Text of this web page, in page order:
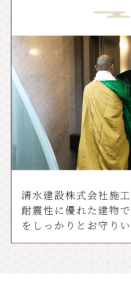
清水建設株式会社施
耐震性に優れた建物
をしっかりとお守りい